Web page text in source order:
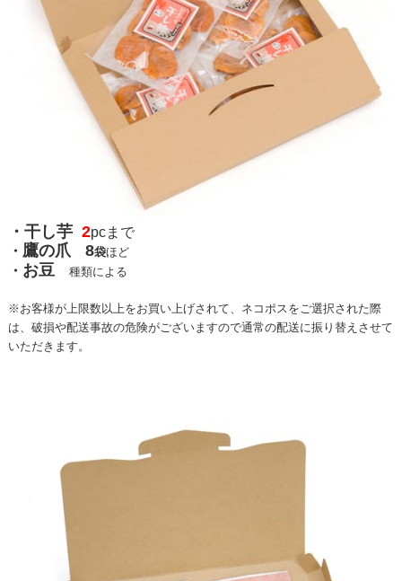
・干し芋 2pcまで
・ 鷹の爪 8袋ほど
・ お豆 種類による
※お客様が上限数以上をお買い上げされて、ネコポスをご選択された際
は、破損や配送事故の危険がございますので通常の配送に振り替えさせて
いただきます。